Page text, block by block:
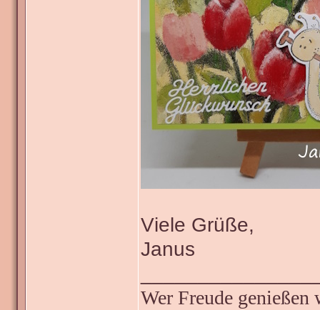
Viele Grüße,
Janus
Wer Freude